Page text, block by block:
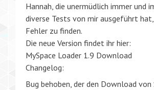
Hannah, die unermüdlich immer und
diverse Tests von mir ausgeführt
Fehler zu finden.
Die neue Version findet ihr hier:
MySpace Loader 1.9 Download
Changelog:
Bug behoben, der den Download von